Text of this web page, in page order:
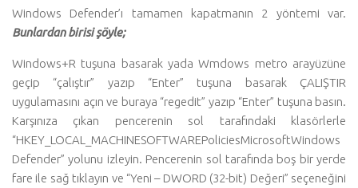
Windows Defender’ı tamamen kapatmanın 2 yöntemi var.
Bunlardan birisi şöyle;
Windows+R tuşuna basarak yada Wmdows metro arayüzüne
geçip “çalıştır” yazıp “Enter” tuşuna basarak ÇALIŞTIR
uygulamasını açın ve buraya “regedit” yazıp “Enter” tuşuna basın.
Karşınıza çıkan pencerenin sol tarafındaki klasörlerle
“HKEY_LOCAL_MACHINESOFTWAREPoliciesMicrosoftWindows
Defender” yolunu izleyin. Pencerenin sol tarafında boş bir yerde
fare ile sağ tıklayın ve “Yeni – DWORD (32-bit) Değeri” seçeneğini